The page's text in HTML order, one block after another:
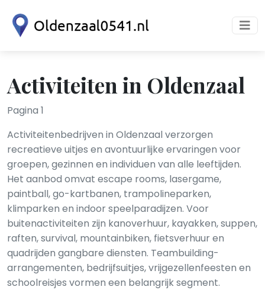
Activiteiten in Oldenzaal
Pagina 1
Activiteitenbedrijven in Oldenzaal verzorgen
recreatieve uitjes en avontuurlijke ervaringen voor
groepen, gezinnen en individuen van alle leeftijden.
Het aanbod omvat escape rooms, lasergame,
paintball, go-kartbanen, trampolineparken,
klimparken en indoor speelparadijzen. Voor
buitenactiviteiten zijn kanoverhuur, kayakken, suppen,
raften, survival, mountainbiken, fietsverhuur en
quadrijden gangbare diensten. Teambuilding-
arrangementen, bedrijfsuitjes, vrijgezellenfeesten en
schoolreisjes vormen een belangrijk segment.